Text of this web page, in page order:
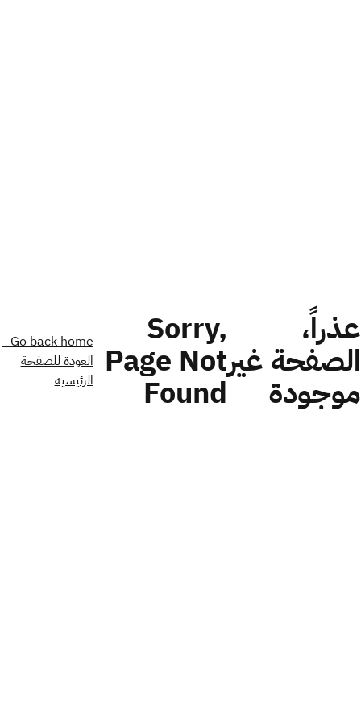
عذراً،
الصفحة غير
موجودة
Sorry,
Page Not
Found
Go back home -
العودة للصفحة
الرئيسية